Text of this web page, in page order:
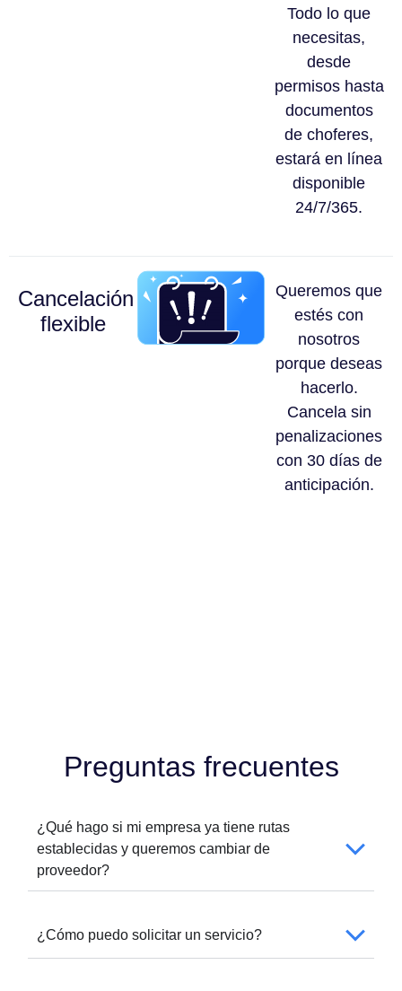
Todo lo que
necesitas,
desde
permisos hasta
documentos
de choferes,
estará en línea
disponible
24/7/365.
Cancelación
flexible
Queremos que
estés con
nosotros
porque deseas
hacerlo.
Cancela sin
penalizaciones
con 30 días de
anticipación.
Preguntas frecuentes
¿Qué hago si mi empresa ya tiene rutas
establecidas y queremos cambiar de
proveedor?
¿Cómo puedo solicitar un servicio?